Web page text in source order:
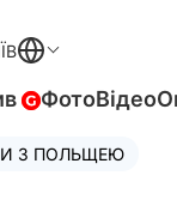
ФотоВідео
З ПОЛЬЩЕЮ